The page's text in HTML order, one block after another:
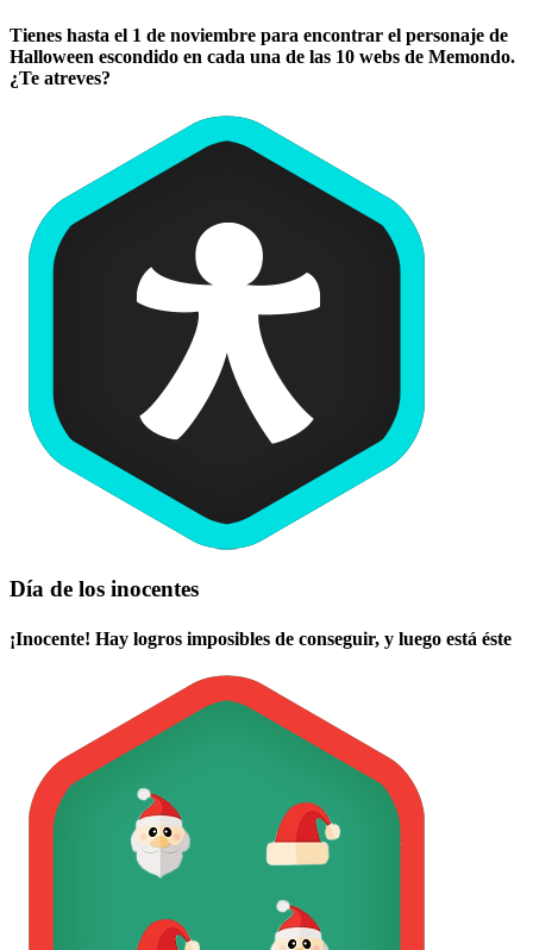
Tienes hasta el 1 de noviembre para encontrar el personaje de
Halloween escondido en cada una de las 10 webs de Memondo.
¿Te atreves?
Día de los inocentes
¡Inocente! Hay logros imposibles de conseguir, y luego está éste